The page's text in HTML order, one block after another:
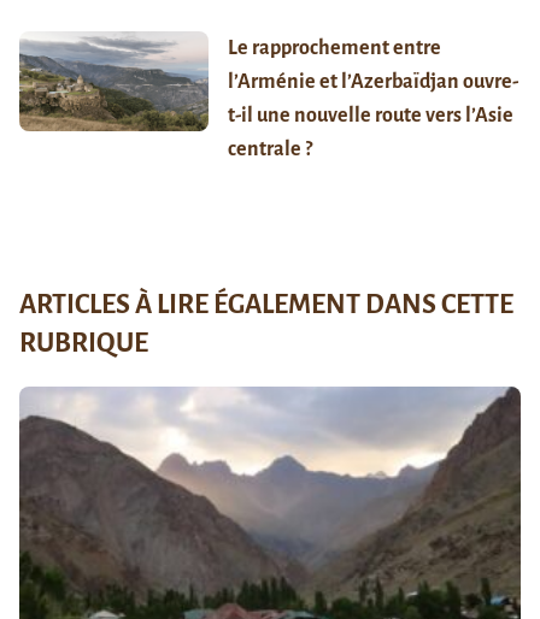
Le rapprochement entre
l’Arménie et l’Azerbaïdjan ouvre-
t-il une nouvelle route vers l’Asie
centrale ?
ARTICLES À LIRE ÉGALEMENT DANS CETTE
RUBRIQUE